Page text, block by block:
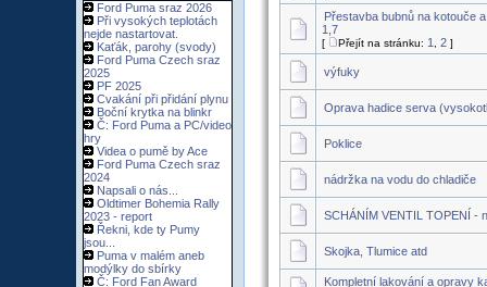
Ford Puma sraz 2026
Při vysokých teplotách
nejde nastartovat.
Kaťák, parohy (svody)
Ford Puma Czech sraz
2025
PF 2025
Cvakání při přidání plynu
Boční krytka na blinkr
Č: Ford Puma a PC/video
hry
Videa o pumě by Ace
Ford Puma Czech sraz
2024
Napsali o nás...
Oldtimer Bohemia Rally
2023 - report
Řekni, kde ty Pumy
jsou...
Puma v malém aneb
modýlky do sbírky
Č: Ford Fan Award
Přestavba bubnů na kotouče
1,7
[ Přejít na stránku: 1 2 ]
výfuky
Oprava hadice serva
Poklice
nádržka na vodu do chladiče
SCHÁNÍM VENTIL TOPENÍ -
Skojka, Tlumice atd
Kompletní lakování a opravy